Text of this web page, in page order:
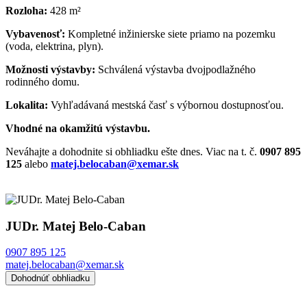
Rozloha: 428 m²
Vybavenosť: Kompletné inžinierske siete priamo na pozemku
(voda, elektrina, plyn).
Možnosti výstavby: Schválená výstavba dvojpodlažného
rodinného domu.
Lokalita: Vyhľadávaná mestská časť s výbornou dostupnosťou.
Vhodné na okamžitú výstavbu.
Neváhajte a dohodnite si obhliadku ešte dnes. Viac na t. č. 0907 895
125 alebo matej.belocaban@xemar.sk
JUDr. Matej Belo-Caban
0907 895 125
matej.belocaban@xemar.sk
Dohodnúť obhliadku